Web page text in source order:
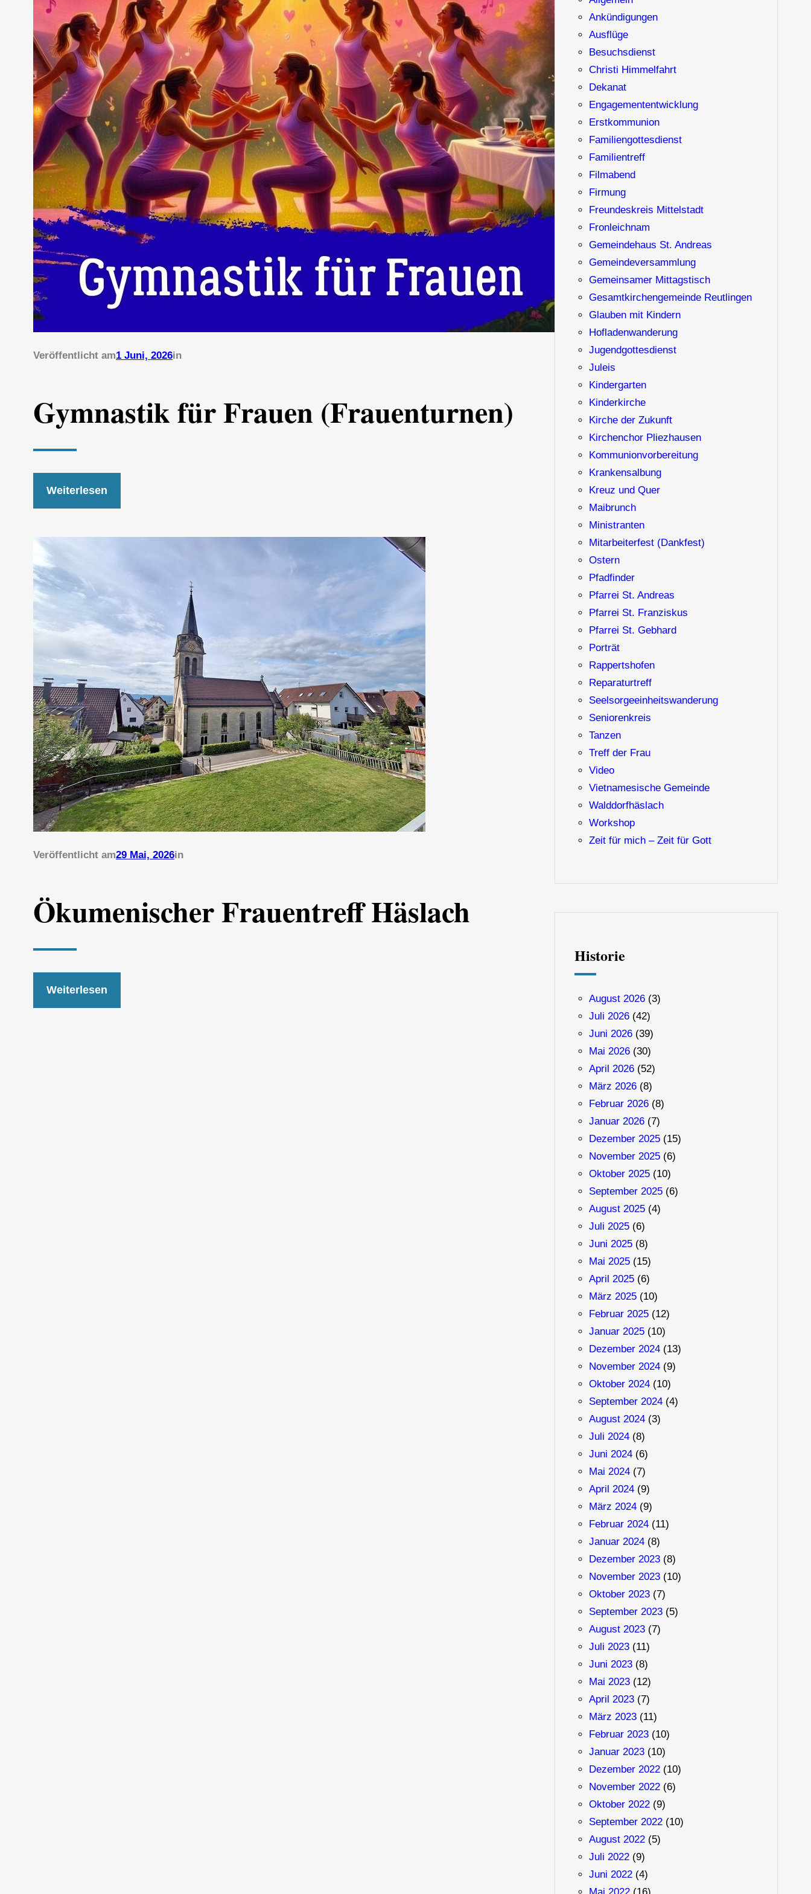
Veröffentlicht am1 Juni, 2026in
Gymnastik für Frauen (Frauenturnen)
Weiterlesen
Veröffentlicht am29 Mai, 2026in
Ökumenischer Frauentreff Häslach
Weiterlesen
Ankündigungen
Ausflüge
Besuchsdienst
Christi Himmelfahrt
Dekanat
Engagemententwicklung
Erstkommunion
Familiengottesdienst
Familientreff
Filmabend
Firmung
Freundeskreis Mittelstadt
Fronleichnam
Gemeindehaus St. Andreas
Gemeindeversammlung
Gemeinsamer Mittagstisch
Gesamtkirchengemeinde Reutlingen
Glauben mit Kindern
Hofladenwanderung
Jugendgottesdienst
Juleis
Kindergarten
Kinderkirche
Kirche der Zukunft
Kirchenchor Pliezhausen
Kommunionvorbereitung
Krankensalbung
Kreuz und Quer
Maibrunch
Ministranten
Mitarbeiterfest (Dankfest)
Ostern
Pfadfinder
Pfarrei St. Andreas
Pfarrei St. Franziskus
Pfarrei St. Gebhard
Porträt
Rappertshofen
Reparaturtreff
Seelsorgeeinheitswanderung
Seniorenkreis
Tanzen
Treff der Frau
Video
Vietnamesische Gemeinde
Walddorfhäslach
Workshop
Zeit für mich – Zeit für Gott
Historie
August 2026(3)
Juli 2026(42)
Juni 2026(39)
Mai 2026(30)
April 2026(52)
März 2026(8)
Februar 2026(8)
Januar 2026(7)
Dezember 2025(15)
November 2025(6)
Oktober 2025(10)
September 2025(6)
August 2025(4)
Juli 2025(6)
Juni 2025(8)
Mai 2025(15)
April 2025(6)
März 2025(10)
Februar 2025(12)
Januar 2025(10)
Dezember 2024(13)
November 2024(9)
Oktober 2024(10)
September 2024(4)
August 2024(3)
Juli 2024(8)
Juni 2024(6)
Mai 2024(7)
April 2024(9)
März 2024(9)
Februar 2024(11)
Januar 2024(8)
Dezember 2023(8)
November 2023(10)
Oktober 2023(7)
September 2023(5)
August 2023(7)
Juli 2023(11)
Juni 2023(8)
Mai 2023(12)
April 2023(7)
März 2023(11)
Februar 2023(10)
Januar 2023(10)
Dezember 2022(10)
November 2022(6)
Oktober 2022(9)
September 2022(10)
August 2022(5)
Juli 2022(9)
Juni 2022(4)